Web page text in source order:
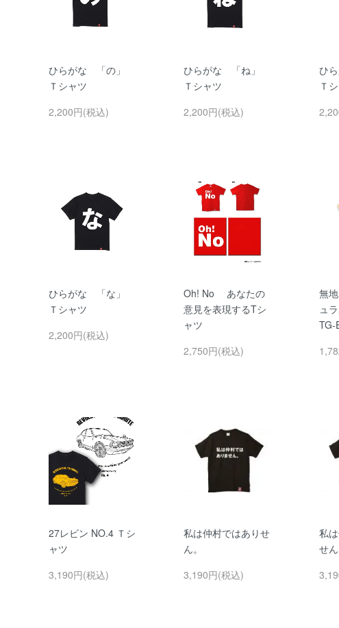
ひらがな 「の」
Ｔシャツ
2,200円(税込)
ひらがな 「ね」
Ｔシャツ
2,200円(税込)
ひ
Ｔ
ひらがな 「な」
Ｔシャツ
2,200円(税込)
Oh! No あなたの
意見を表現するTシ
ャツ
2,750円(税込)
無
ュ
TG-
27レビン NO.4 Ｔシ
ャツ
3,190円(税込)
私は仲村ではありせ
ん。
3,190円(税込)
私
せん